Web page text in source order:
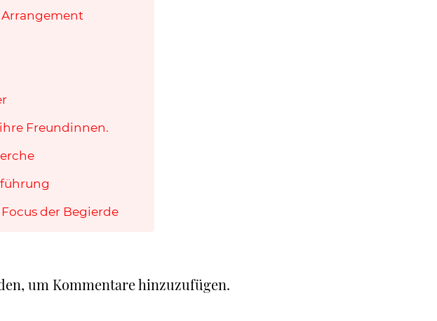
Freundinnen.
der Begierde
um Kommentare hinzuzufügen.